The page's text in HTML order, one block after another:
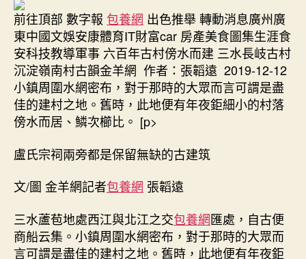
前往頂部 數字報 包養網 出色推舉 轉動消息廣州廣
東中國文娛安康體育IT財富car 房產美食圖集生涯食
安科技教導軍事 六百年古村傍水而建 三水長岐古村
沉淀嶺南村古韻金羊網 作者：張韜遠 2019-12-12
小鎮周圍水網密布，對于那時的大眾而言可謂是盡
佳的建村之地。舊時，此地便有年夜鉅細小的村落
傍水而居、鱗次櫛比。 [p>
盧氏宗祠兩旁都是保留無缺的古建筑
文/圖 金羊網記者包養網 張韜遠
三水蘆苞地處西江與北江之交包養網匯處，自古便
商船云集。小鎮周圍水網密布，對于那時的大眾而
言可謂是盡佳的建村之地。舊時，此地便有年夜鉅